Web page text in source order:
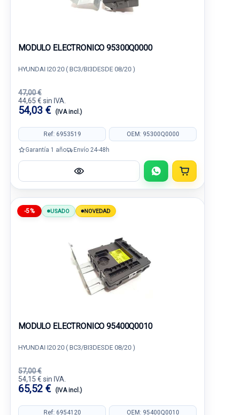
MODULO ELECTRONICO 95300Q0000
HYUNDAI I20 20 ( BC3/BI3DESDE 08/20 )
47,00 €
44,65 € sin IVA.
54,03 € (IVA incl.)
Ref: 6953519 OEM: 95300Q0000
Garantía 1 año Envío 24-48h
-5% USADO NOVEDAD
MODULO ELECTRONICO 95400Q0010
HYUNDAI I20 20 ( BC3/BI3DESDE 08/20 )
57,00 €
54,15 € sin IVA.
65,52 € (IVA incl.)
Ref: 6954120 OEM: 95400Q0010